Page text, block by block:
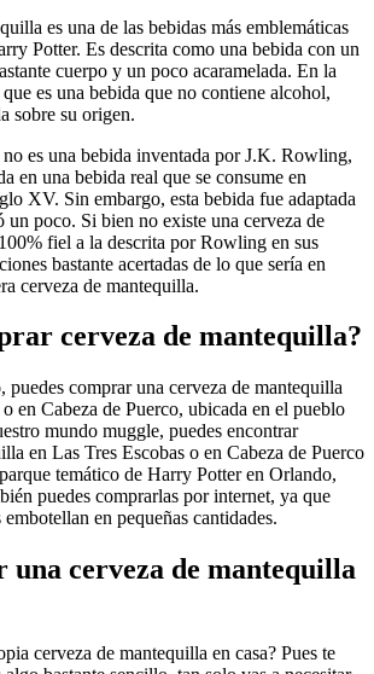
es una de las bebidas más emblemáticas
Potter. Es descrita como una bebida con un
cuerpo y un poco acaramelada. En la
es una bebida que no contiene alcohol,
sobre su origen.
es una bebida inventada por J.K. Rowling,
en una bebida real que se consume en
XV. Sin embargo, esta bebida fue adaptada
un poco. Si bien no existe una cerveza de
fiel a la descrita por Rowling en sus
bastante acertadas de lo que sería en
cerveza de mantequilla.
cerveza de mantequilla?
puedes comprar una cerveza de mantequilla
en Cabeza de Puerco, ubicada en el pueblo
mundo muggle, puedes encontrar
en Las Tres Escobas o en Cabeza de Puerco
temático de Harry Potter en Orlando,
puedes comprarlas por internet, ya que
embotellan en pequeñas cantidades.
una cerveza de mantequilla
cerveza de mantequilla en casa? Pues te